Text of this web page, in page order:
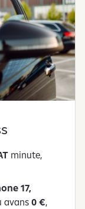
minute,
17,
avans 0 €,